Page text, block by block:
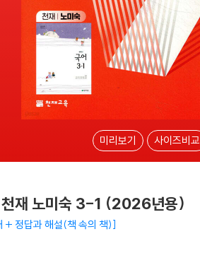
미리보기 사이즈비교
천재 노미숙 3-1 (2026년용)
+ 정답과 해설(책 속의 책)